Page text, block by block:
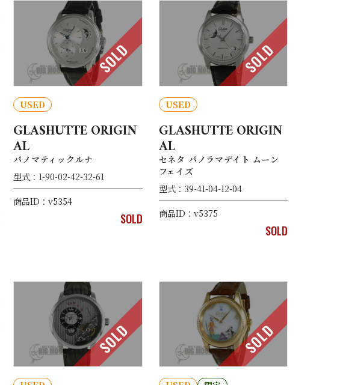
SOLD
USED
GLASHUTTE ORIGIN
AL
パノマティックルナ
型式：1-90-02-42-32-61
商品ID：v5354
SOLD
SOLD
USED
GLASHUTTE ORIGIN
AL
セネタ パノラマデイト ムーン
フェイズ
型式：39-41-04-12-04
商品ID：v5375
SOLD
SOLD SOLD